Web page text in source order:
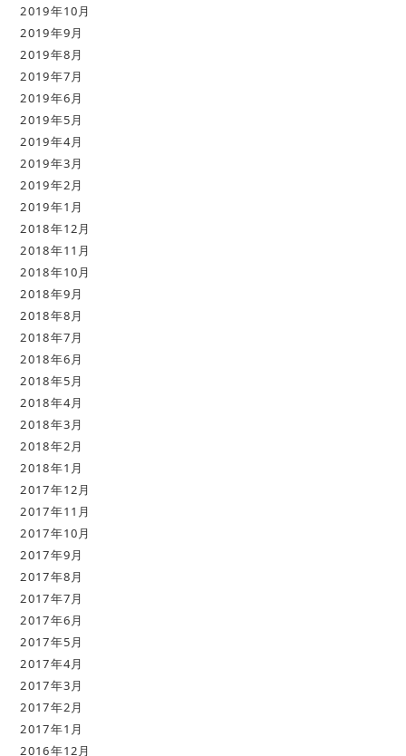
2019年10月
2019年9月
2019年8月
2019年7月
2019年6月
2019年5月
2019年4月
2019年3月
2019年2月
2019年1月
2018年12月
2018年11月
2018年10月
2018年9月
2018年8月
2018年7月
2018年6月
2018年5月
2018年4月
2018年3月
2018年2月
2018年1月
2017年12月
2017年11月
2017年10月
2017年9月
2017年8月
2017年7月
2017年6月
2017年5月
2017年4月
2017年3月
2017年2月
2017年1月
2016年12月